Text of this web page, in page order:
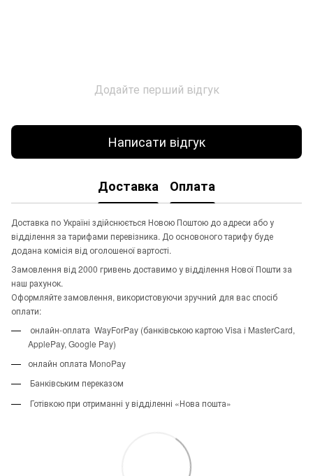
Додайте перший відгук
Написати відгук
Доставка Оплата
Доставка по Україні здійснюється Новою Поштою до адреси або у
відділення за тарифами перевізника. До основоного тарифу буде
додана комісія від оголошеної вартості.
Замовлення від 2000 гривень доставимо у відділення Нової Пошти за
наш рахунок.
Оформляйте замовлення, використовуючи зручний для вас спосіб
оплати:
онлайн-оплата WayForPay (банківською картою Visa і MasterCard,
ApplePay, Google Pay)
онлайн оплата MonoPay
Банківським переказом
Готівкою при отриманні у відділенні «Нова пошта»